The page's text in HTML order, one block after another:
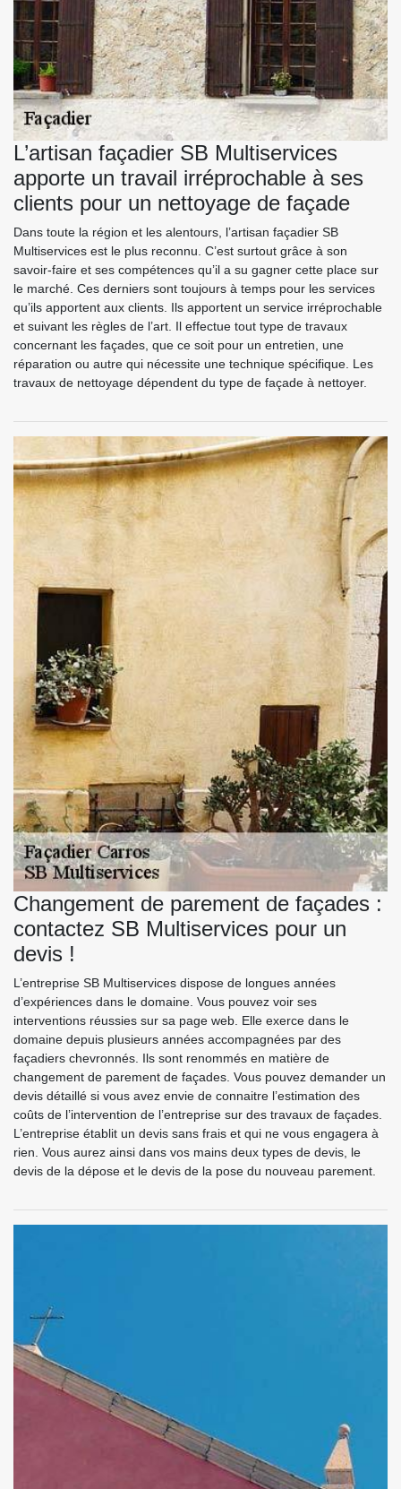
L’artisan façadier SB Multiservices
apporte un travail irréprochable à ses
clients pour un nettoyage de façade
Dans toute la région et les alentours, l’artisan façadier SB
Multiservices est le plus reconnu. C’est surtout grâce à son
savoir-faire et ses compétences qu’il a su gagner cette place sur
le marché. Ces derniers sont toujours à temps pour les services
qu’ils apportent aux clients. Ils apportent un service irréprochable
et suivant les règles de l’art. Il effectue tout type de travaux
concernant les façades, que ce soit pour un entretien, une
réparation ou autre qui nécessite une technique spécifique. Les
travaux de nettoyage dépendent du type de façade à nettoyer.
Changement de parement de façades :
contactez SB Multiservices pour un
devis !
L’entreprise SB Multiservices dispose de longues années
d’expériences dans le domaine. Vous pouvez voir ses
interventions réussies sur sa page web. Elle exerce dans le
domaine depuis plusieurs années accompagnées par des
façadiers chevronnés. Ils sont renommés en matière de
changement de parement de façades. Vous pouvez demander un
devis détaillé si vous avez envie de connaitre l’estimation des
coûts de l’intervention de l’entreprise sur des travaux de façades.
L’entreprise établit un devis sans frais et qui ne vous engagera à
rien. Vous aurez ainsi dans vos mains deux types de devis, le
devis de la dépose et le devis de la pose du nouveau parement.